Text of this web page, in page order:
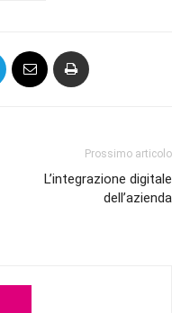
Prossimo articolo
L’integrazione digitale
dell’azienda